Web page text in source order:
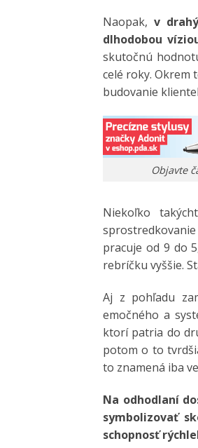
Naopak, v
dlhodobou
skutočnú
celé roky. Okrem
budovanie
Objavte
Niekoľko
pracuje od 9 do
rebríčku vyššie.
Aj z pohľadu
emočného a
ktorí patria do
potom o to
to znamená iba
Na odhodlaní
symbolizovať
schopnosť